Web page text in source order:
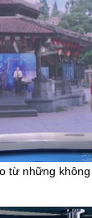
từ những